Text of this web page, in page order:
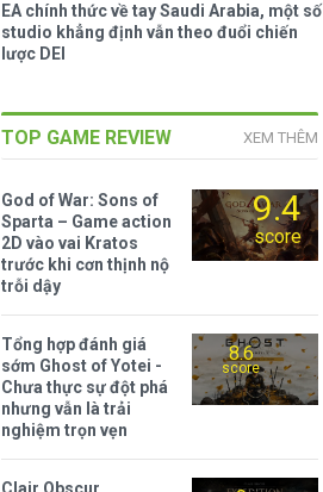
EA chính thức về tay Saudi Arabia, một số
studio khẳng định vẫn theo đuổi chiến
lược DEI
TOP GAME REVIEW XEM THÊM
9.4
score
God of War: Sons of
Sparta – Game action
2D vào vai Kratos
trước khi cơn thịnh nộ
trỗi dậy
8.6
score
Tổng hợp đánh giá
sớm Ghost of Yotei -
Chưa thực sự đột phá
nhưng vẫn là trải
nghiệm trọn vẹn